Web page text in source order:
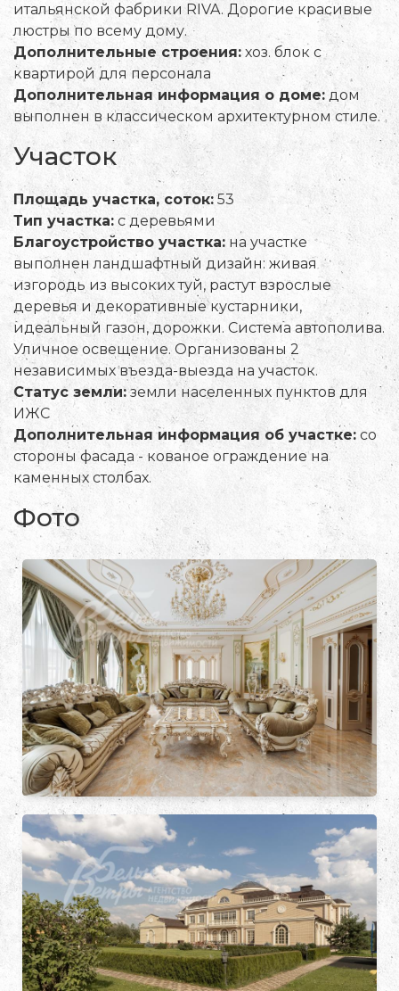
итальянской фабрики RIVA. Дорогие красивые
люстры по всему дому.
Дополнительные строения: хоз. блок с
квартирой для персонала
Дополнительная информация о доме: дом
выполнен в классическом архитектурном стиле.
Участок
Площадь участка, соток:53
Тип участка: с деревьями
Благоустройство участка: на участке
выполнен ландшафтный дизайн: живая
изгородь из высоких туй, растут взрослые
деревья и декоративные кустарники,
идеальный газон, дорожки. Система автополива.
Уличное освещение. Организованы 2
независимых въезда-выезда на участок.
Статус земли:земли населенных пунктов для
ИЖС
Дополнительная информация об участке: со
стороны фасада - кованое ограждение на
каменных столбах.
Фото